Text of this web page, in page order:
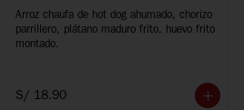
Arroz chaufa de hot dog ahumado, chorizo
parrillero, plátano maduro frito, huevo frito
montado.
S/ 18.90